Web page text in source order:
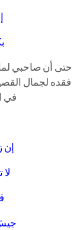
حتى أن صاحبي
فقده لجمال
في
إن